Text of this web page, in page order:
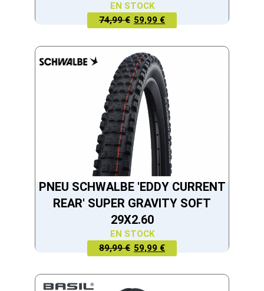
EN STOCK
74,99 €
LE PRIX
ÉTAIT :
74,99 €.
59,99 €
LE PRIX
EST :
59,99 €.
PNEU SCHWALBE 'EDDY CURRENT
REAR' SUPER GRAVITY SOFT
29X2.60
EN STOCK
89,99 €
LE PRIX
ÉTAIT :
89,99 €.
59,99 €
LE PRIX
EST :
59,99 €.